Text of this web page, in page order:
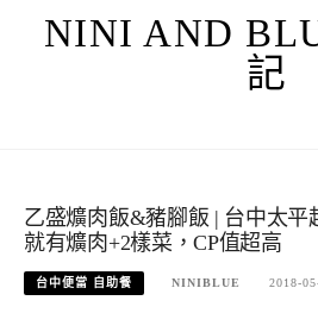
NINI AND
記
乙盛爌肉飯&豬腳飯 | 台中太平
就有爌肉+2樣菜，CP值超高
台中便當 自助餐 NINIBLUE 2018-